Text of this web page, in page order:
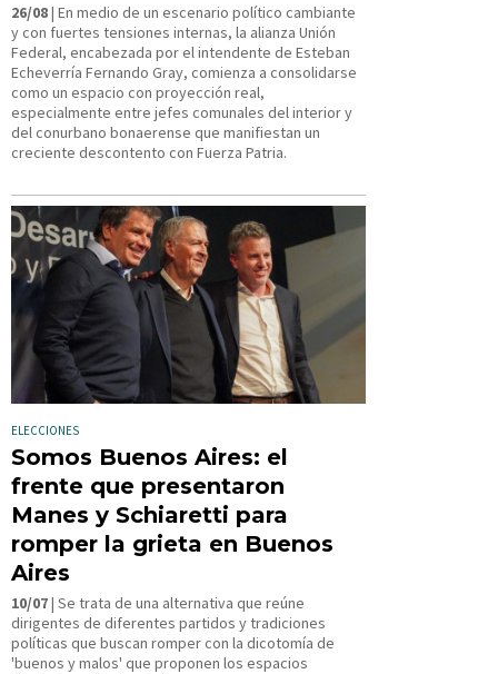
26/08| En medio de un escenario político cambiante
y con fuertes tensiones internas, la alianza Unión
Federal, encabezada por el intendente de Esteban
Echeverría Fernando Gray, comienza a consolidarse
como un espacio con proyección real,
especialmente entre jefes comunales del interior y
del conurbano bonaerense que manifiestan un
creciente descontento con Fuerza Patria.
ELECCIONES
Somos Buenos Aires: el
frente que presentaron
Manes y Schiaretti para
romper la grieta en Buenos
Aires
10/07| Se trata de una alternativa que reúne
dirigentes de diferentes partidos y tradiciones
políticas que buscan romper con la dicotomía de
'buenos y malos' que proponen los espacios